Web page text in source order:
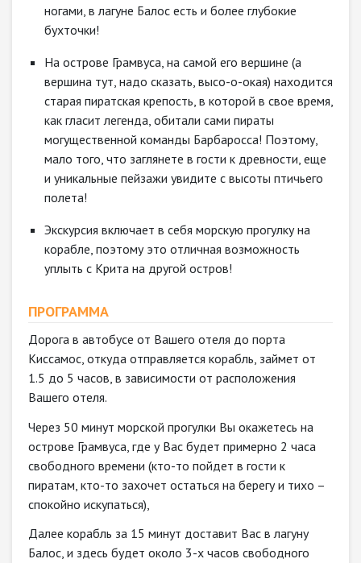
ногами, в лагуне Балос есть и более глубокие
бухточки!
На острове Грамвуса, на самой его вершине (а
вершина тут, надо сказать, высо-о-окая) находится
старая пиратская крепость, в которой в свое время,
как гласит легенда, обитали сами пираты
могущественной команды Барбаросса! Поэтому,
мало того, что заглянете в гости к древности, еще
и уникальные пейзажи увидите с высоты птичьего
полета!
Экскурсия включает в себя морскую прогулку на
корабле, поэтому это отличная возможность
уплыть с Крита на другой остров!
ПРОГРАММА
Дорога в автобусе от Вашего отеля до порта
Киссамос, откуда отправляется корабль, займет от
1.5 до 5 часов, в зависимости от расположения
Вашего отеля.
Через 50 минут морской прогулки Вы окажетесь на
острове Грамвуса, где у Вас будет примерно 2 часа
свободного времени (кто-то пойдет в гости к
пиратам, кто-то захочет остаться на берегу и тихо –
спокойно искупаться),
Далее корабль за 15 минут доставит Вас в лагуну
Балос, и здесь будет около 3-х часов свободного